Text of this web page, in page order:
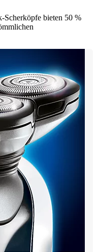
Scherköpfe bieten 50 %